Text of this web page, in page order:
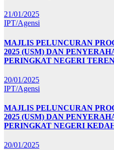
21/01/2025
IPT/Agensi
MAJLIS PELUNCURAN
2025 (USM) DAN
PERINGKAT NEGERI
20/01/2025
IPT/Agensi
MAJLIS PELUNCURAN
2025 (USM) DAN
PERINGKAT NEGERI
20/01/2025